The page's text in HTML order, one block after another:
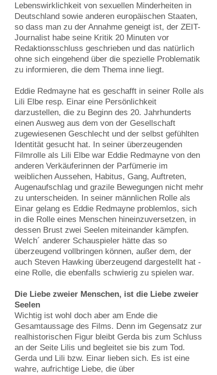
Lebenswirklichkeit von sexuellen Minderheiten in
Deutschland sowie anderen europäischen Staaten,
so dass man zu der Annahme geneigt ist, der ZEIT-
Journalist habe seine Kritik 20 Minuten vor
Redaktionsschluss geschrieben und das natürlich
ohne sich eingehend über die spezielle Problematik
zu informieren, die dem Thema inne liegt.
Eddie Redmayne hat es geschafft in seiner Rolle als
Lili Elbe resp. Einar eine Persönlichkeit
darzustellen, die zu Beginn des 20. Jahrhunderts
einen Ausweg aus dem von der Gesellschaft
zugewiesenen Geschlecht und der selbst gefühlten
Identität gesucht hat. In seiner überzeugenden
Filmrolle als Lili Elbe war Eddie Redmayne von den
anderen Verkäuferinnen der Parfümerie im
weiblichen Aussehen, Habitus, Gang, Auftreten,
Augenaufschlag und grazile Bewegungen nicht mehr
zu unterscheiden. In seiner männlichen Rolle als
Einar gelang es Eddie Redmayne problemlos, sich
in die Rolle eines Menschen hineinzuversetzen, in
dessen Brust zwei Seelen miteinander kämpfen.
Welch´ anderer Schauspieler hätte das so
überzeugend vollbringen können, außer dem, der
auch Steven Hawking überzeugend dargestellt hat -
eine Rolle, die ebenfalls schwierig zu spielen war.
Die Liebe zweier Menschen, ist die Liebe zweier
Seelen
Wichtig ist wohl doch aber am Ende die
Gesamtaussage des Films. Denn im Gegensatz zur
realhistorischen Figur bleibt Gerda bis zum Schluss
an der Seite Lilis und begleitet sie bis zum Tod.
Gerda und Lili bzw. Einar lieben sich. Es ist eine
wahre, aufrichtige Liebe, die über